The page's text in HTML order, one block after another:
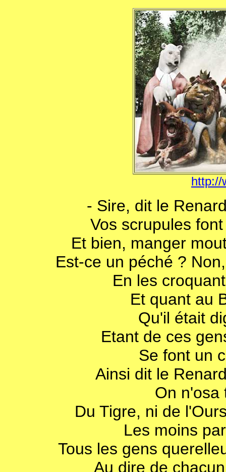
http://
- Sire, dit le
Vos scrupules
Et bien, manger
Est-ce un péché ?
En les
Et quant au
Qu'il était
Etant de ces
Se font un
Ainsi dit le
On n'osa
Du Tigre, ni de
Les moins
Tous les gens
Au dire de